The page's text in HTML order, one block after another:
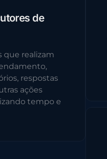
de
que realizam
respostas
ações
tempo e